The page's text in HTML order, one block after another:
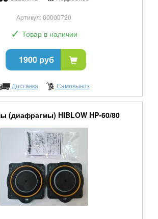
Артикул: 00000720
✓ Товар в наличии
1900 руб
Доставка Самовывоз
(диафрагмы) HIBLOW HP-60/80